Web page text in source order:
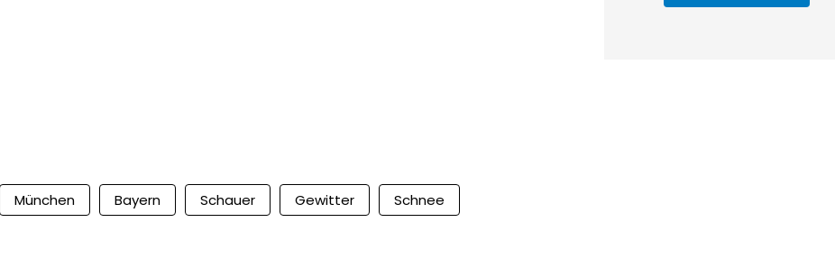
München Bayern Schauer Gewitter Schnee